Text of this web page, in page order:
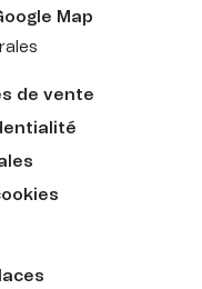
Map
de vente